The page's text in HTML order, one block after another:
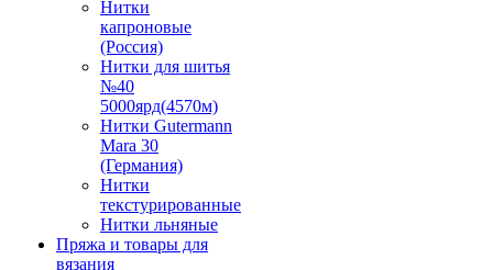
Нитки
капроновые
(Россия)
Нитки для шитья
№40
5000ярд(4570м)
Нитки Gutermann
Mara 30
(Германия)
Нитки
текстурированные
Нитки льняные
Пряжа и товары для
вязания